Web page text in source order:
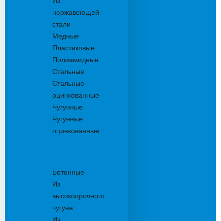
нержавеющей
стали
Медные
Пластиковые
Полиамидные
Стальные
Стальные
оцинкованные
Чугунные
Чугунные
оцинкованные
Бетонные
Из
высокопрочного
чугуна